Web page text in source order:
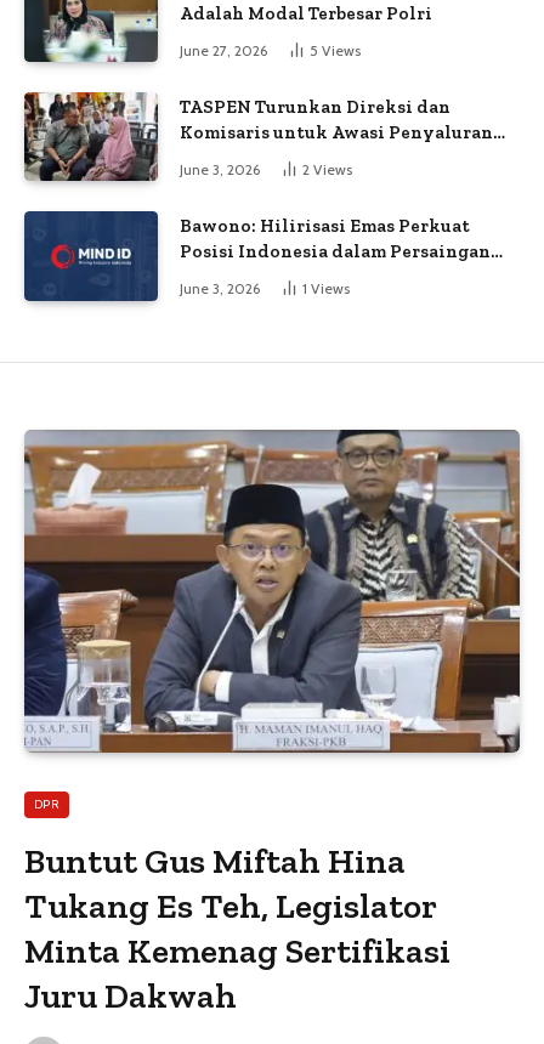
Adalah Modal Terbesar Polri
June 27, 2026 5 Views
TASPEN Turunkan Direksi dan
Komisaris untuk Awasi Penyaluran
June 3, 2026 2 Views
Bawono: Hilirisasi Emas Perkuat
Posisi Indonesia dalam Persaingan
Industri Global
June 3, 2026 1 Views
DPR
Buntut Gus Miftah Hina
Tukang Es Teh, Legislator
Minta Kemenag Sertifikasi
Juru Dakwah